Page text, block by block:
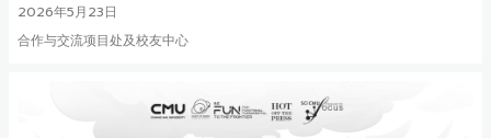
2026年5月23日
合作与交流项目处及校友中心